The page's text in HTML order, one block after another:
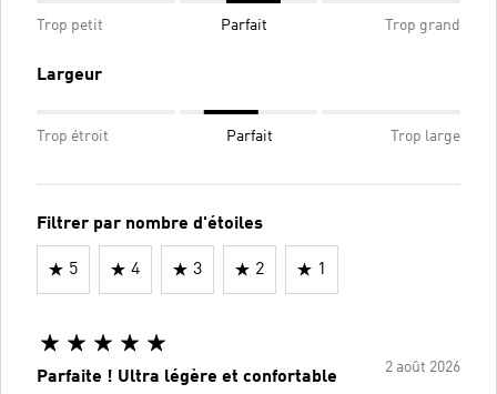
Trop petit Parfait Trop grand
Largeur
Trop étroit Parfait Trop large
Filtrer par nombre d'étoiles
5 4 3 2 1
2 août 2026
Parfaite ! Ultra légère et confortable